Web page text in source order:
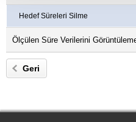
Hedef Süreleri Silme
Ölçülen Süre Verilerini